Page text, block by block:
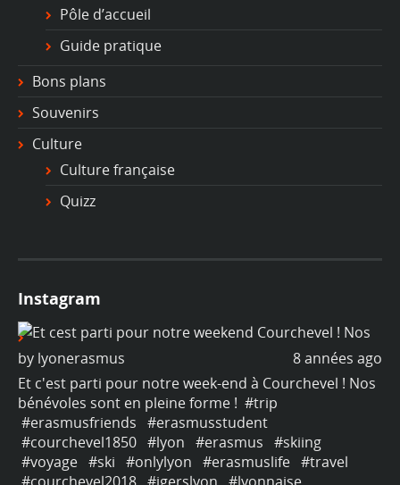
Pôle d’accueil
Guide pratique
Bons plans
Souvenirs
Culture
Culture française
Quizz
Instagram
8 années ago
by lyonerasmus
Et c'est parti pour notre week-end à Courchevel ! Nos
bénévoles sont en pleine forme ! #trip
#erasmusfriends #erasmusstudent
#courchevel1850 #lyon #erasmus #skiing
#voyage #ski #onlylyon #erasmuslife #travel